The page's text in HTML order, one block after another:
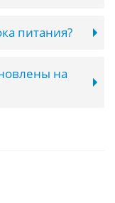
питания?
на